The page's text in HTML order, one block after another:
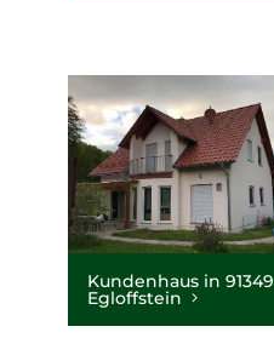
Kundenhaus in 91349
Egloffstein